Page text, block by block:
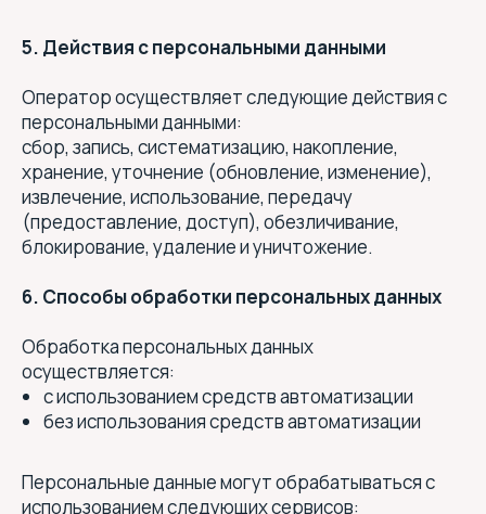
5. Действия с персональными данными
Оператор осуществляет следующие действия с
персональными данными:
сбор, запись, систематизацию, накопление,
хранение, уточнение (обновление, изменение),
извлечение, использование, передачу
(предоставление, доступ), обезличивание,
блокирование, удаление и уничтожение.
6. Способы обработки персональных данных
Обработка персональных данных
осуществляется:
с использованием средств автоматизации
без использования средств автоматизации
Персональные данные могут обрабатываться с
использованием следующих сервисов: